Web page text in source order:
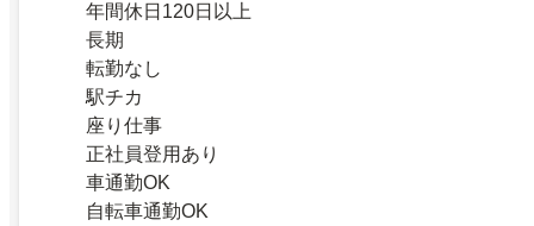
年間休日120日以上
長期
転勤なし
駅チカ
座り仕事
正社員登用あり
車通勤OK
自転車通勤OK